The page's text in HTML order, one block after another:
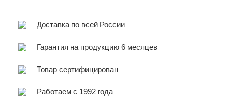
Доставка по всей России
Гарантия на продукцию 6 месяцев
Товар сертифицирован
Работаем с 1992 года